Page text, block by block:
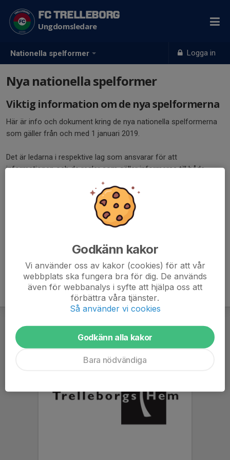
Nationella spelformer Logga in
FC TRELLEBORG
Ungdomsledare
Nya nationella spelformer
Viktig information om de nya spelformerna
Här är info och dokument kring de nya nationella spelformerna
som gäller från och med 1 januari 2019.
Det är ledarna i respektive lag som ansvarar för att
informationen och de regler som gäller informeras till både
Följande dokument finns tillgängliga för mer info:
Info ang spelformer från Skåneboll
Godkänn kakor
Vi använder oss av kakor (cookies) för att vår
webbplats ska fungera bra för dig. De används
även för webbanalys i syfte att hjälpa oss att
förbättra våra tjänster.
Så använder vi cookies
Godkänn alla kakor
Bara nödvändiga